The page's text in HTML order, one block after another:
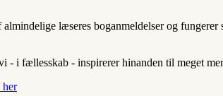
almindelige læseres boganmeldelser og
- i fællesskab - inspirerer hinanden til meget
her